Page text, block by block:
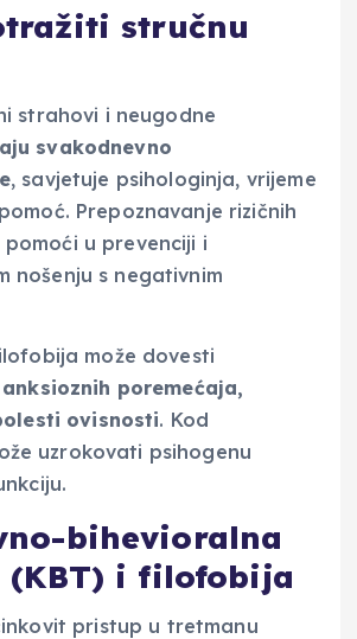
stručnu
strahovi i neugodne
svakodnevno
, savjetuje psihologinja, vrijeme
Prepoznavanje rizičnih
u prevenciji i
nošenju s negativnim
može dovesti
poremećaja,
ovisnosti. Kod
uzrokovati psihogenu
bihevioralna
i filofobija
pristup u tretmanu